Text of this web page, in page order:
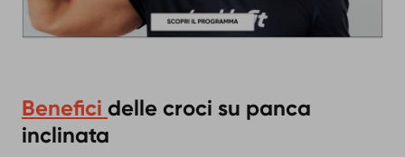
Benefici delle croci su panca
inclinata